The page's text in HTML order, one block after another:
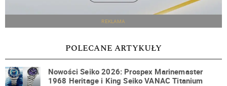
REKLAMA
POLECANE ARTYKUŁY
Nowości Seiko 2026: Prospex Marinemaster
1968 Heritage i King Seiko VANAC Titanium